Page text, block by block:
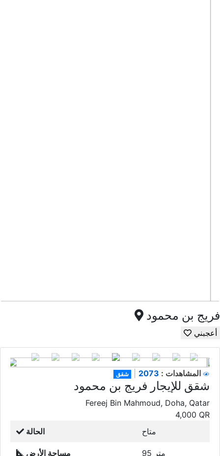
فريج بن محمود
أعجبني
شقق المشاهدات :
شقق للإيجار فريج بن محمود
Fereej Bin Mahmoud, Doha, Qatar
4,000 QR
الحالة
متاح
مساحة الأرض 95 متر